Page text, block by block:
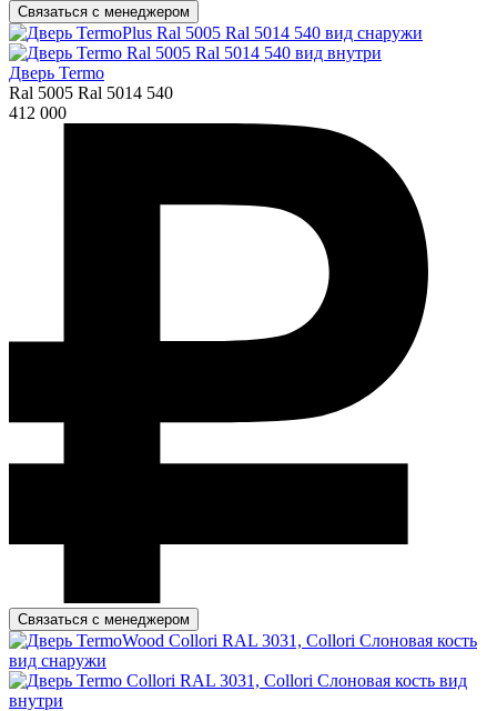
Связаться с менеджером
Дверь Termo
Ral 5005 Ral 5014 540
412 000
Связаться с менеджером